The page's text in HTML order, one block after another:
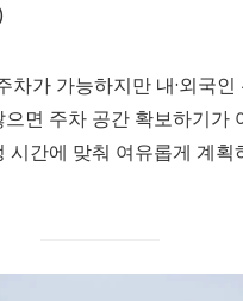
차가 가능하지만 내·외국인
면 주차 공간 확보하기가
시간에 맞춰 여유롭게 계획